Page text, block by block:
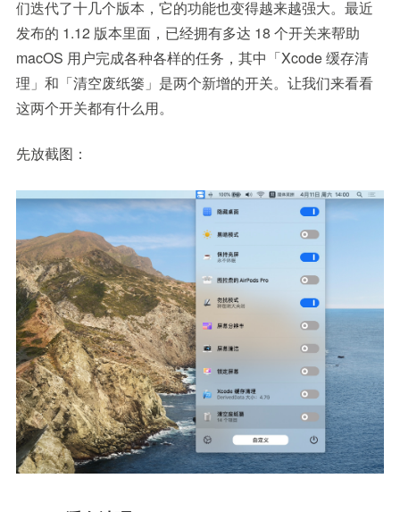
们迭代了十几个版本，它的功能也变得越来越强大。最近
发布的 1.12 版本里面，已经拥有多达 18 个开关来帮助
macOS 用户完成各种各样的任务，其中「Xcode 缓存清
理」和「清空废纸篓」是两个新增的开关。让我们来看看
这两个开关都有什么用。
先放截图：